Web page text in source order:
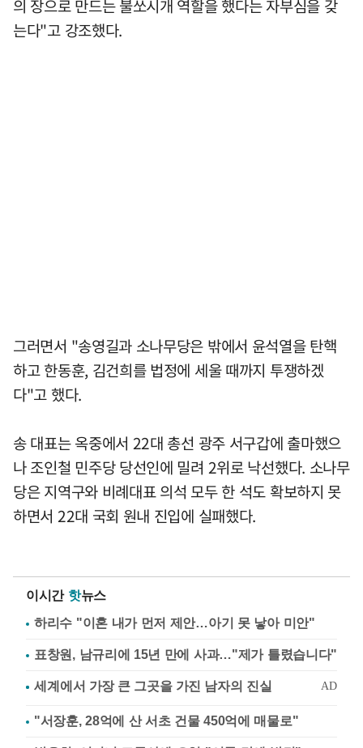
의 장으로 만드는 불쏘시개 역할을 했다는 자부심을 갖
는다"고 강조했다.
그러면서 "송영길과 소나무당은 밖에서 윤석열을 탄핵
하고 한동훈, 김건희를 법정에 세울 때까지 투쟁하겠
다"고 했다.
송 대표는 옥중에서 22대 총선 광주 서구갑에 출마했으
나 조인철 민주당 당선인에 밀려 2위로 낙선했다. 소나무
당은 지역구와 비례대표 의석 모두 한 석도 확보하지 못
하면서 22대 국회 원내 진입에 실패했다.
이시간 핫뉴스
하리수 "이혼 내가 먼저 제안…아기 못 낳아 미안"
표창원, 남규리에 15년 만에 사과…"제가 틀렸습니다"
"서장훈, 28억에 산 서초 건물 450억에 매물로"